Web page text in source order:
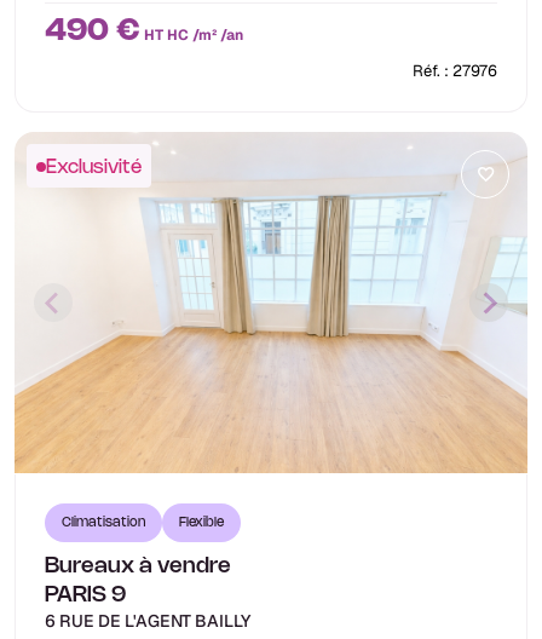
490 € HT HC /m² /an
Réf. : 27976
Exclusivité
Climatisation Flexible
Bureaux à vendre
PARIS 9
6 RUE DE L'AGENT BAILLY